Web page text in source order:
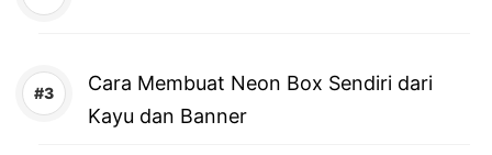
Cara Membuat Neon Box Sendiri dari
Kayu dan Banner